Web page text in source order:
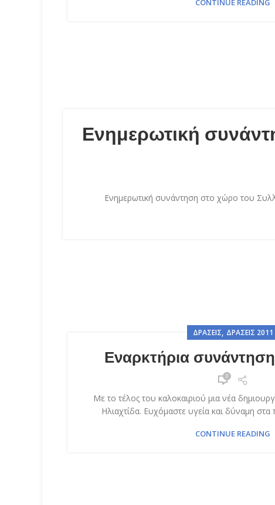
CONTINUE READING
Ενημερωτική
Ενημερωτική συνάντηση στο χώρο του
ΔΡΆΣΕΙΣ, ΔΡΆΣΕΙΣ 2011
Εναρκτήρια
0
Με το τέλος του καλοκαιριού μια νέα
Ηλιαχτίδα. Ευχόμαστε υγεία και δύναμη
CONTINUE READING